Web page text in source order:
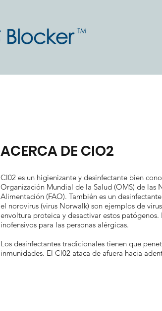
ACERCA DE CIO2
Cl02 es un higienizante y desinfectante bien
Organización Mundial de la Salud (OMS) de las
Alimentación (FAO). También es un
el norovirus (virus Norwalk) son ejemplos de
envoltura proteica y desactivar estos
inofensivos para las personas alérgicas.
Los desinfectantes tradicionales tienen que
inmunidades. El Cl02 ataca de afuera hacia